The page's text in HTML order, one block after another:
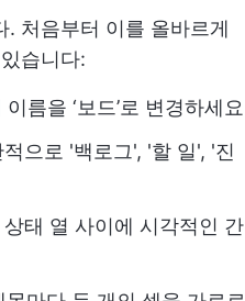
. 처음부터 이를 올바르게
습니다:
름을 ‘보드’로 변경하세요
으로 '백로그', '할 일', '진
태 열 사이에 시각적인 간